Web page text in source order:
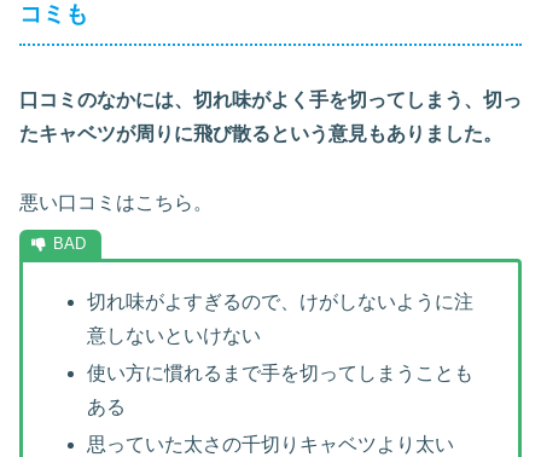
コミも
口コミのなかには、切れ味がよく手を切ってしまう、 切っ
たキャベツが周りに飛び散るという意見もありました。
悪い口コミはこちら。
切れ味がよすぎるので、けがしないように注
意しないといけない
使い方に慣れるまで手を切ってしまうことも
ある
思っていた太さの千切りキャベツより太い